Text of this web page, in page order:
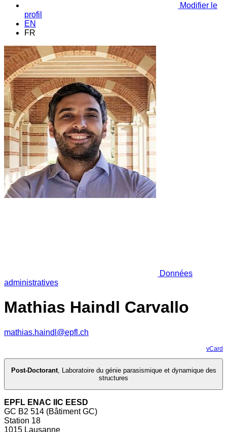
Modifier le
profil
EN
FR
Données
administratives
Mathias Haindl Carvallo
mathias.haindl@epfl.ch
vCard
Post-Doctorant, Laboratoire du génie parasismique et dynamique des
structures
EPFL ENAC IIC EESD
GC B2 514 (Bâtiment GC)
Station 18
1015 Lausanne